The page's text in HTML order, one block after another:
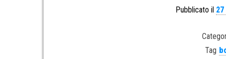
Pubblicato il
Tag